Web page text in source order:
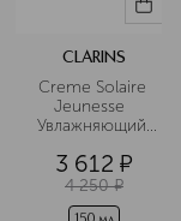
CLARINS
Creme Solaire
Jeunesse
Увлажняющий
крем для тела
SPF 50+
3 612 ¤
4 250 ¤